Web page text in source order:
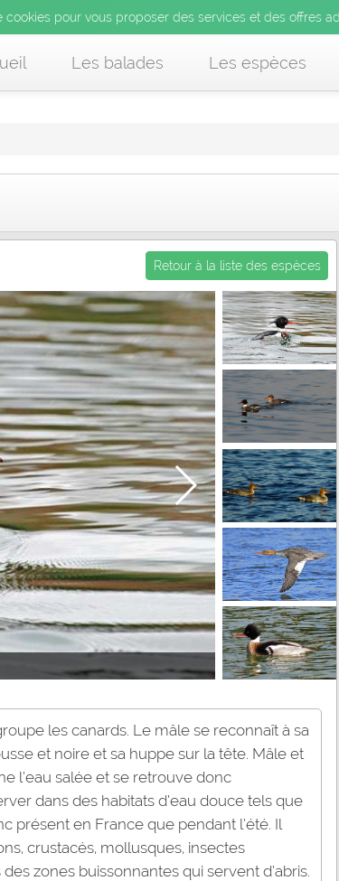
cookies pour vous proposer des services et des
Les balades Les espèces
pour vous proposer des services et des offres
pour vous proposer des services et des
Retour à la liste des espèces
les canards. Le mâle se reconnaît à sa
et noire et sa huppe sur la tête. Mâle et
l’eau salée et se retrouve donc
dans des habitats d’eau douce tels que
présent en France que pendant l’été. Il
crustacés, mollusques, insectes
zones buissonnantes qui servent d’abris.